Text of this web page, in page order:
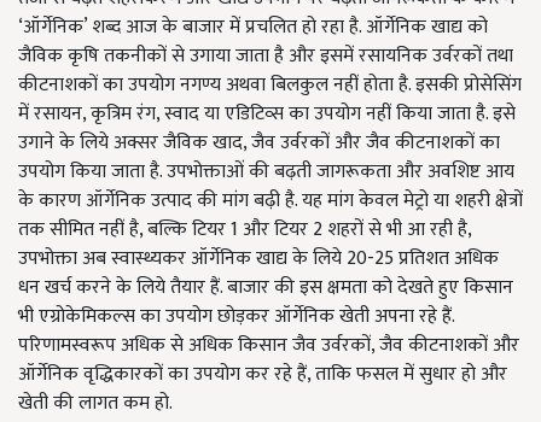
‘ऑर्गेनिक’ शब्द आज के बाजार में प्रचलित हो रहा है. ऑर्गेनिक खाद्य को
जैविक कृषि तकनीकों से उगाया जाता है और इसमें रसायनिक उर्वरकों तथा
कीटनाशकों का उपयोग नगण्य अथवा बिलकुल नहीं होता है. इसकी प्रोसेसिंग
में रसायन, कृत्रिम रंग, स्वाद या एडिटिव्स का उपयोग नहीं किया जाता है. इसे
उगाने के लिये अक्सर जैविक खाद, जैव उर्वरकों और जैव कीटनाशकों का
उपयोग किया जाता है. उपभोक्ताओं की बढ़ती जागरूकता और अवशिष्ट आय
के कारण ऑर्गेनिक उत्पाद की मांग बढ़ी है. यह मांग केवल मेट्रो या शहरी क्षेत्रों
तक सीमित नहीं है, बल्कि टियर 1 और टियर 2 शहरों से भी आ रही है,
उपभोक्ता अब स्वास्थ्यकर ऑर्गेनिक खाद्य के लिये 20-25 प्रतिशत अधिक
धन खर्च करने के लिये तैयार हैं. बाजार की इस क्षमता को देखते हुए किसान
भी एग्रोकेमिकल्स का उपयोग छोड़कर ऑर्गेनिक खेती अपना रहे हैं.
परिणामस्वरूप अधिक से अधिक किसान जैव उर्वरकों, जैव कीटनाशकों और
ऑर्गेनिक वृद्धिकारकों का उपयोग कर रहे हैं, ताकि फसल में सुधार हो और
खेती की लागत कम हो.